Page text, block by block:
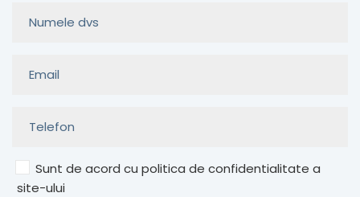
Sunt de acord cu politica de confidentialitate a
site-ului